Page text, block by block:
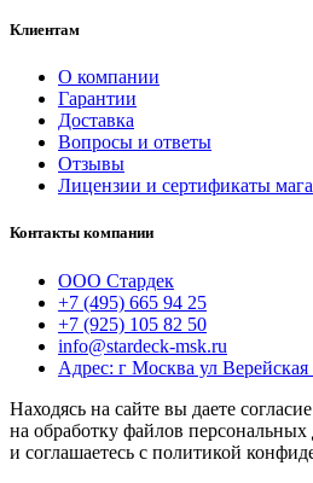
Клиентам
О компании
Гарантии
Доставка
Вопросы и ответы
Отзывы
Лицензии и сертификаты
Контакты компании
ООО Стардек
+7 (495) 665 94 25
+7 (925) 105 82 50
info@stardeck-msk.ru
Адрес: г Москва ул Верейская
Находясь на сайте вы даете согласие
на обработку файлов
и соглашаетесь с политикой